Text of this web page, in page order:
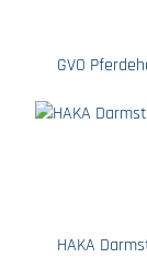
GVO
HAKA